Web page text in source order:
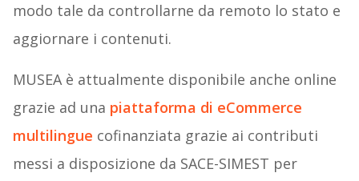
modo tale da controllarne da remoto lo stato e
aggiornare i contenuti.
MUSEA è attualmente disponibile anche online
grazie ad una piattaforma di eCommerce
multilingue cofinanziata grazie ai contributi
messi a disposizione da SACE-SIMEST per